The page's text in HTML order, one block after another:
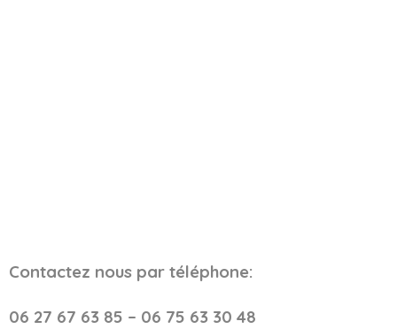
Contactez nous par téléphone:
06 27 67 63 85 – 06 75 63 30 48